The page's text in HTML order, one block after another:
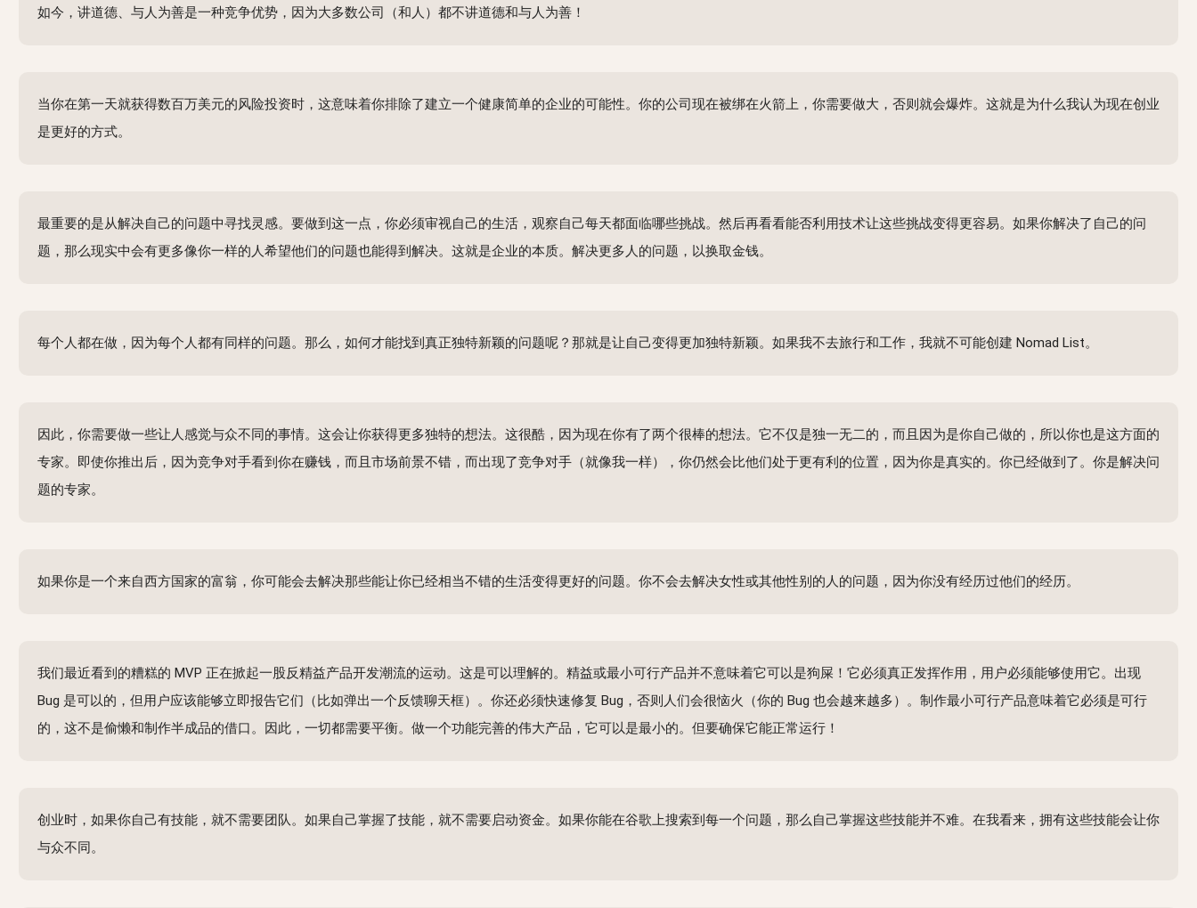
如今，讲道德、与人为善是一种竞争优势，因为大多数公司（和人）都不讲道德和与人为善！
当你在第一天就获得数百万美元的风险投资时，这意味着你排除了建立一个健康简单的企业的可能性。你的公司现在被绑在火箭上，你需要做大，否则就会爆炸。这就是为什么我认为现在创业
是更好的方式。
最重要的是从解决自己的问题中寻找灵感。要做到这一点，你必须审视自己的生活，观察自己每天都面临哪些挑战。然后再看看能否利用技术让这些挑战变得更容易。如果你解决了自己的问
题，那么现实中会有更多像你一样的人希望他们的问题也能得到解决。这就是企业的本质。解决更多人的问题，以换取金钱。
每个人都在做，因为每个人都有同样的问题。那么，如何才能找到真正独特新颖的问题呢？那就是让自己变得更加独特新颖。如果我不去旅行和工作，我就不可能创建 Nomad List。
因此，你需要做一些让人感觉与众不同的事情。这会让你获得更多独特的想法。这很酷，因为现在你有了两个很棒的想法。它不仅是独一无二的，而且因为是你自己做的，所以你也是这方面的
专家。即使你推出后，因为竞争对手看到你在赚钱，而且市场前景不错，而出现了竞争对手（就像我一样），你仍然会比他们处于更有利的位置，因为你是真实的。你已经做到了。你是解决问
题的专家。
如果你是一个来自西方国家的富翁，你可能会去解决那些能让你已经相当不错的生活变得更好的问题。你不会去解决女性或其他性别的人的问题，因为你没有经历过他们的经历。
我们最近看到的糟糕的 MVP 正在掀起一股反精益产品开发潮流的运动。这是可以理解的。精益或最小可行产品并不意味着它可以是狗屎！它必须真正发挥作用，用户必须能够使用它。出现
Bug 是可以的，但用户应该能够立即报告它们（比如弹出一个反馈聊天框）。你还必须快速修复 Bug，否则人们会很恼火（你的 Bug 也会越来越多）。制作最小可行产品意味着它必须是可行
的，这不是偷懒和制作半成品的借口。因此，一切都需要平衡。做一个功能完善的伟大产品，它可以是最小的。但要确保它能正常运行！
创业时，如果你自己有技能，就不需要团队。如果自己掌握了技能，就不需要启动资金。如果你能在谷歌上搜索到每一个问题，那么自己掌握这些技能并不难。在我看来，拥有这些技能会让你
与众不同。